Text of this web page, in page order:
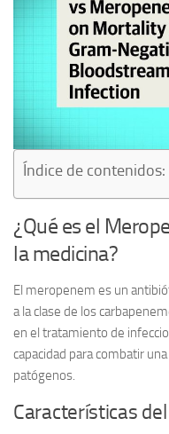
Índice de contenidos:
¿Qué es el
la medicina?
El meropenem es un
a la clase de los
en el tratamiento de
capacidad para combatir
patógenos.
Características